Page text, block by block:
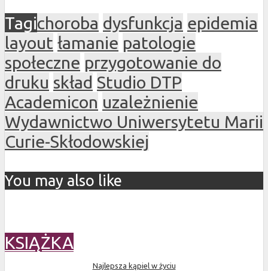
Tagichoroba dysfunkcja epidemia
layout łamanie patologie
społeczne przygotowanie do
druku skład Studio DTP
Academicon uzależnienie
Wydawnictwo Uniwersytetu Marii
Curie-Skłodowskiej
You may also like
KSIĄŻKA
Najlepsza kąpiel w życiu